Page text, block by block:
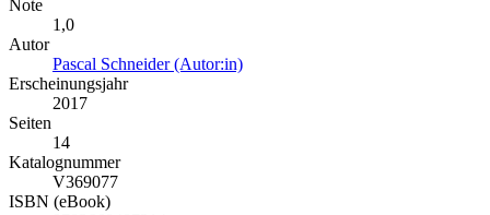
Note
1,0
Autor
Pascal Schneider (Autor:in)
Erscheinungsjahr
2017
Seiten
14
Katalognummer
V369077
ISBN (eBook)